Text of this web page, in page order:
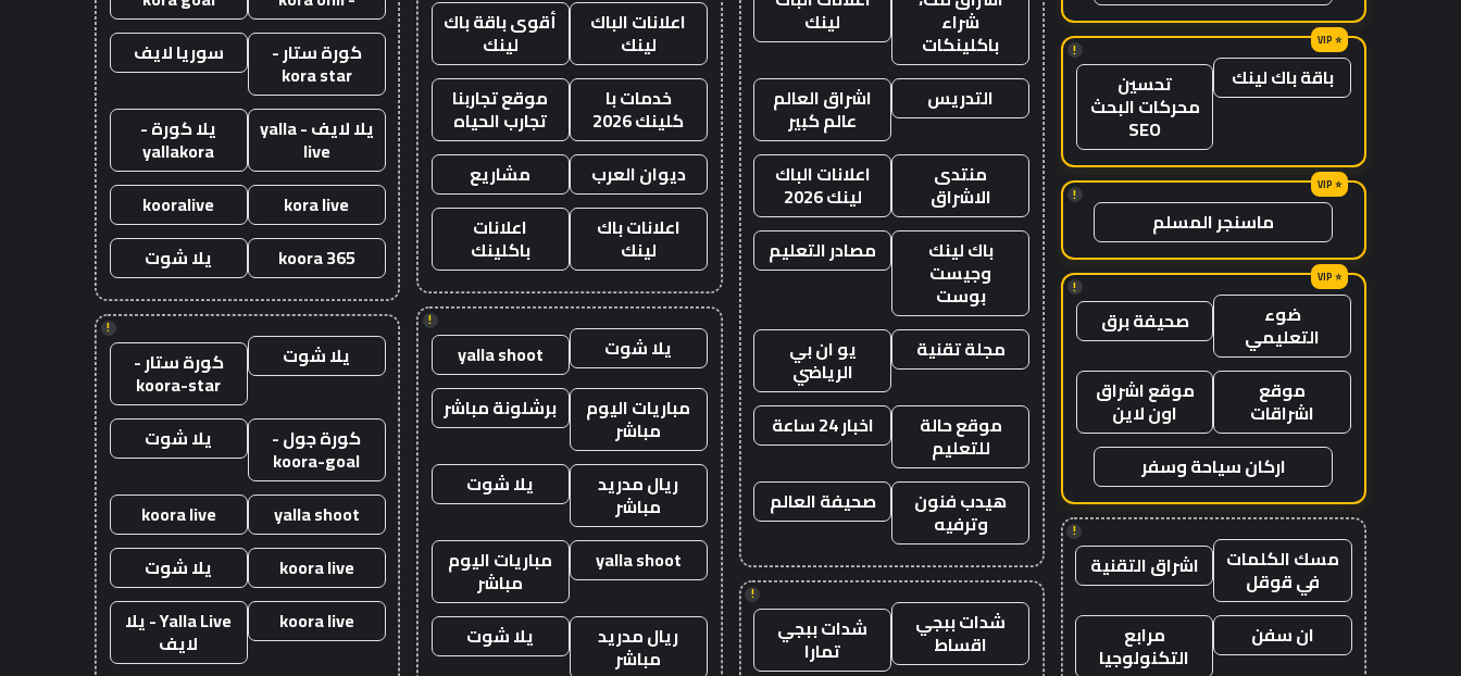
!
باقة باك لينك تحسين
محركات البحث
SEO
!
ماسنجر المسلم
!
ضوء
التعليمي صحيفة برق
موقع
اشراقات
موقع اشراق
اون لاين
اركان سياحة وسفر
!
مسك الكلمات
في قوقل اشراق التقنية
ان سفن مرابع
التكنولوجيا
شراء
باكلينكات
لينك
التدريس اشراق العالم
عالم كبير
منتدى
الاشراق
اعلانات الباك
لينك 2026
باك لينك
وجيست
بوست
مصادر التعليم
مجلة تقنية يو ان بي
الرياضي
موقع حالة
للتعليم
اخبار 24 ساعة
هيدب فنون
وترفيه
صحيفة العالم
!
شدات ببجي
اقساط شدات ببجي
تمارا
اعلانات الباك
لينك
أقوى باقة باك
لينك
خدمات با
كلينك 2026
موقع تجاربنا
تجارب الحياه
ديوان العرب
مشاريع
اعلانات باك
لينك
اعلانات
باكلينك
!
يلا شوت
yalla shoot
مباريات اليوم
مباشر
برشلونة مباشر
ريال مدريد
مباشر
يلا شوت
yalla shoot مباريات اليوم
مباشر
ريال مدريد
مباشر
يلا شوت
كورة ستار -
kora star
سوريا لايف
يلا لايف - yalla
live
يلا كورة -
yallakora
kora live
kooralive
koora 365
يلا شوت
!
يلا شوت كورة ستار -
koora-star
كورة جول -
koora-goal
يلا شوت
yalla shoot
koora live
koora live
يلا شوت
koora live
Yalla Live - يلا
لايف